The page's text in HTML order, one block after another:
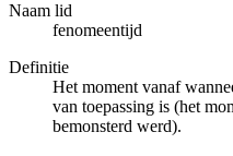
Naam lid
fenomeentijd
Definitie
Het moment vanaf
van toepassing is (het
bemonsterd werd).